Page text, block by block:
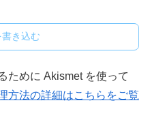
き込む
ために Akismet を使って
方法の詳細はこちらをご覧